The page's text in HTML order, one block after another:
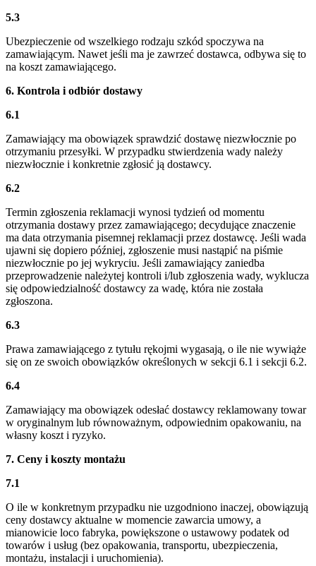
5.3
Ubezpieczenie od wszelkiego rodzaju szkód spoczywa na
zamawiającym. Nawet jeśli ma je zawrzeć dostawca, odbywa się to
na koszt zamawiającego.
6. Kontrola i odbiór dostawy
6.1
Zamawiający ma obowiązek sprawdzić dostawę niezwłocznie po
otrzymaniu przesyłki. W przypadku stwierdzenia wady należy
niezwłocznie i konkretnie zgłosić ją dostawcy.
6.2
Termin zgłoszenia reklamacji wynosi tydzień od momentu
otrzymania dostawy przez zamawiającego; decydujące znaczenie
ma data otrzymania pisemnej reklamacji przez dostawcę. Jeśli wada
ujawni się dopiero później, zgłoszenie musi nastąpić na piśmie
niezwłocznie po jej wykryciu. Jeśli zamawiający zaniedba
przeprowadzenie należytej kontroli i/lub zgłoszenia wady, wyklucza
się odpowiedzialność dostawcy za wadę, która nie została
zgłoszona.
6.3
Prawa zamawiającego z tytułu rękojmi wygasają, o ile nie wywiąże
się on ze swoich obowiązków określonych w sekcji 6.1 i sekcji 6.2.
6.4
Zamawiający ma obowiązek odesłać dostawcy reklamowany towar
w oryginalnym lub równoważnym, odpowiednim opakowaniu, na
własny koszt i ryzyko.
7. Ceny i koszty montażu
7.1
O ile w konkretnym przypadku nie uzgodniono inaczej, obowiązują
ceny dostawcy aktualne w momencie zawarcia umowy, a
mianowicie loco fabryka, powiększone o ustawowy podatek od
towarów i usług (bez opakowania, transportu, ubezpieczenia,
montażu, instalacji i uruchomienia).